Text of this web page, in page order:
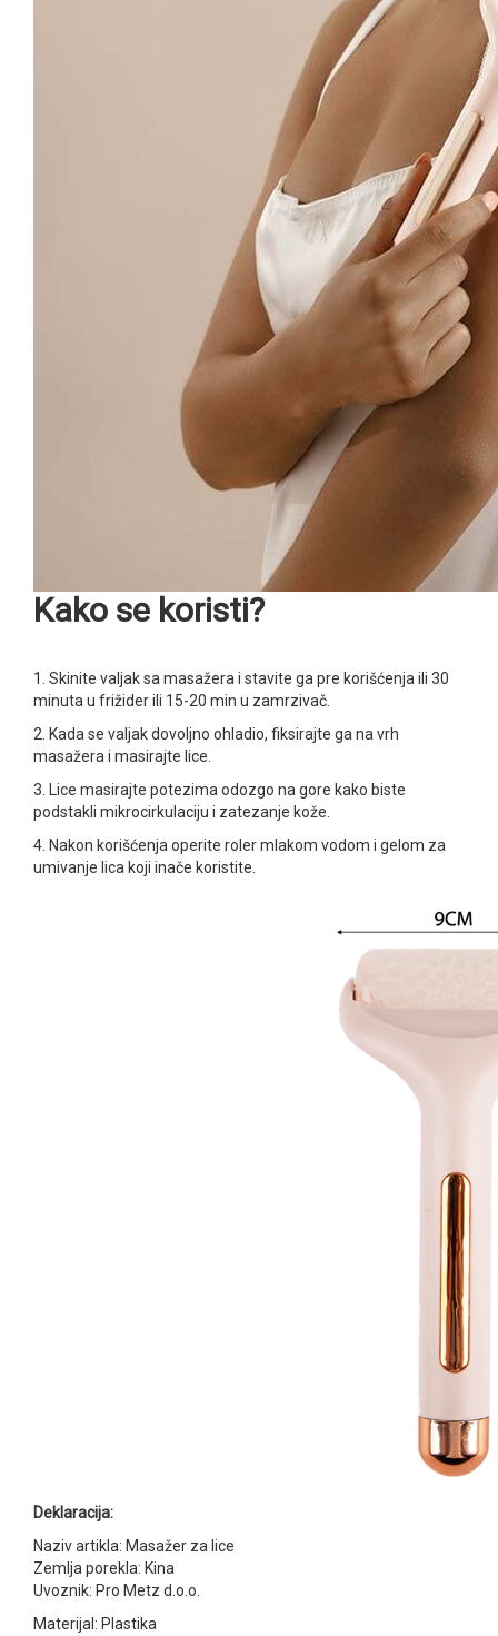
Kako se koristi?
1. Skinite valjak sa masažera i stavite ga pre korišćenja ili 30
minuta u frižider ili 15-20 min u zamrzivač.
2. Kada se valjak dovoljno ohladio, fiksirajte ga na vrh
masažera i masirajte lice.
3. Lice masirajte potezima odozgo na gore kako biste
podstakli mikrocirkulaciju i zatezanje kože.
4. Nakon korišćenja operite roler mlakom vodom i gelom za
umivanje lica koji inače koristite.
Deklaracija:
Naziv artikla: Masažer za lice
Zemlja porekla: Kina
Uvoznik: Pro Metz d.o.o.
Materijal: Plastika